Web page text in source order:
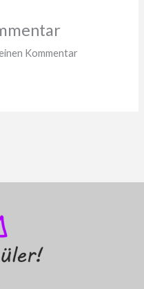
Kommentar